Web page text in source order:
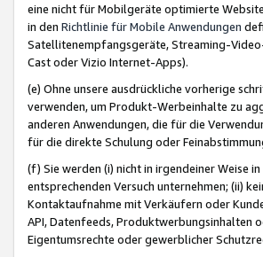
eine nicht für Mobilgeräte optimierte
in den Richtlinie für Mobile Anwendungen
Satellitenempfangsgeräte, Streaming-
Cast oder Vizio Internet-Apps).
(e) Ohne unsere ausdrückliche vorherige
verwenden, um Produkt-Werbeinhalte zu
anderen Anwendungen, die für die
für die direkte Schulung oder
(f) Sie werden (i) nicht in irgendeiner Weise
entsprechenden Versuch unternehmen; (ii)
Kontaktaufnahme mit Verkäufern oder
API, Datenfeeds, Produktwerbungsinhalten
Eigentumsrechte oder gewerblicher